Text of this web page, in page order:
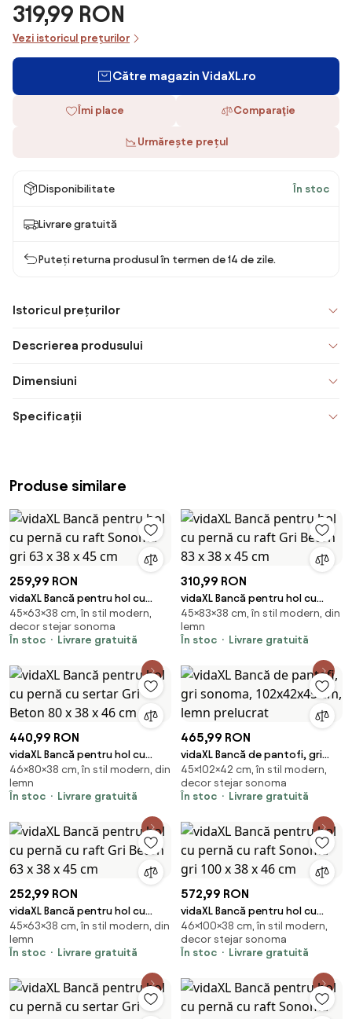
319,99 RON
Vezi istoricul prețurilor
Către magazin VidaXL.ro
Îmi place Comparaţie
Urmărește prețul
Disponibilitate În stoc
Livrare gratuită
Puteți returna produsul în termen de 14 de zile.
Istoricul prețurilor
Descrierea produsului
Dimensiuni
Specificații
Produse similare
259,99 RON
vidaXL Bancă pentru hol cu
pernă cu raft Sonoma gri 63 x
38 x 45 cm
45×63×38 cm, în stil modern,
decor stejar sonoma
În stoc
Livrare gratuită
310,99 RON
vidaXL Bancă pentru hol cu
pernă cu raft Gri Beton 83 x 38
x 45 cm
45×83×38 cm, în stil modern, din
lemn
În stoc
Livrare gratuită
440,99 RON
vidaXL Bancă pentru hol cu
pernă cu sertar Gri Beton 80 x
38 x 46 cm
46×80×38 cm, în stil modern, din
lemn
În stoc
Livrare gratuită
465,99 RON
vidaXL Bancă de pantofi, gri
sonoma, 102x42x45 cm, lemn
prelucrat
45×102×42 cm, în stil modern,
decor stejar sonoma
În stoc
Livrare gratuită
252,99 RON
vidaXL Bancă pentru hol cu
pernă cu raft Gri Beton 63 x 38
x 45 cm
45×63×38 cm, în stil modern, din
lemn
În stoc
Livrare gratuită
572,99 RON
vidaXL Bancă pentru hol cu
pernă cu raft Sonoma gri 100 x
38 x 46 cm
46×100×38 cm, în stil modern,
decor stejar sonoma
În stoc
Livrare gratuită